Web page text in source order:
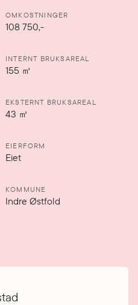
OMKOSTNINGER
108 750,-
INTERNT BRUKSAREAL
155 ㎡
EKSTERNT BRUKSAREAL
43 ㎡
EIERFORM
Eiet
KOMMUNE
Indre Østfold